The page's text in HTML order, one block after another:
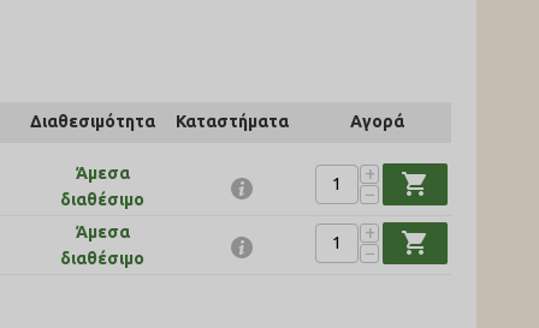
Διαθεσιμότητα Καταστήματα Αγορά
Άμεσα
διαθέσιμο
+
−
shopping_cart
Άμεσα
διαθέσιμο
+
−
shopping_cart